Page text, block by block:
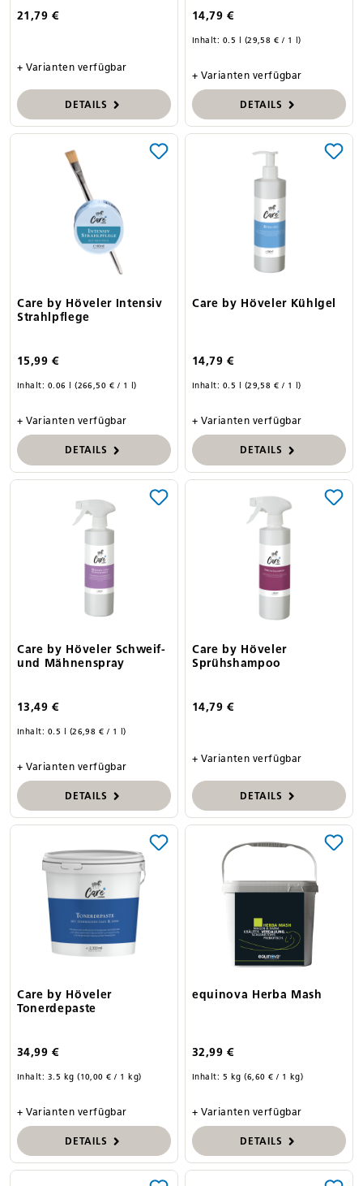
21,79 €
+ Varianten verfügbar
DETAILS
14,79 €
Inhalt: 0.5 l (29,58 € / 1 l)
+ Varianten verfügbar
DETAILS
Care by Höveler Intensiv
Strahlpflege
15,99 €
Inhalt: 0.06 l(266,50 € / 1 l)
+ Varianten verfügbar
DETAILS
Care by Höveler Kühlgel
14,79 €
Inhalt: 0.5 l (29,58 € / 1 l)
+ Varianten verfügbar
DETAILS
Care by Höveler Schweif-
und Mähnenspray
13,49 €
Inhalt: 0.5 l (26,98 € / 1 l)
+ Varianten verfügbar
DETAILS
Care by Höveler
Sprühshampoo
14,79 €
+ Varianten verfügbar
DETAILS
Care by Höveler
Tonerdepaste
34,99 €
Inhalt: 3.5 kg(10,00 € / 1 kg)
+ Varianten verfügbar
DETAILS
equinova Herba Mash
32,99 €
Inhalt: 5 kg(6,60 € / 1 kg)
+ Varianten verfügbar
DETAILS